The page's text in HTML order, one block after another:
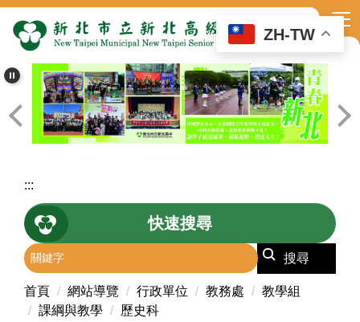
到
要
內
容
區
ZH-TW
:::
快速搜尋
搜尋
首頁 網站導覽 行政單位 教務處
教學組
課綱與教學
歷史科